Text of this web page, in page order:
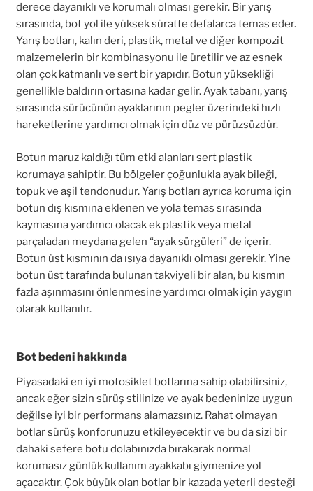
derece dayanıklı ve korumalı olması gerekir. Bir yarış
sırasında, bot yol ile yüksek süratte defalarca temas eder.
Yarış botları, kalın deri, plastik, metal ve diğer kompozit
malzemelerin bir kombinasyonu ile üretilir ve az esnek
olan çok katmanlı ve sert bir yapıdır. Botun yüksekliği
genellikle baldırın ortasına kadar gelir. Ayak tabanı, yarış
sırasında sürücünün ayaklarının pegler üzerindeki hızlı
hareketlerine yardımcı olmak için düz ve pürüzsüzdür.
Botun maruz kaldığı tüm etki alanları sert plastik
korumaya sahiptir. Bu bölgeler çoğunlukla ayak bileği,
topuk ve aşil tendonudur. Yarış botları ayrıca koruma için
botun dış kısmına eklenen ve yola temas sırasında
kaymasına yardımcı olacak ek plastik veya metal
parçaladan meydana gelen “ayak sürgüleri” de içerir.
Botun üst kısmının da ısıya dayanıklı olması gerekir. Yine
botun üst tarafında bulunan takviyeli bir alan, bu kısmın
fazla aşınmasını önlenmesine yardımcı olmak için yaygın
olarak kullanılır.
Bot bedeni hakkında
Piyasadaki en iyi motosiklet botlarına sahip olabilirsiniz,
ancak eğer sizin sürüş stilinize ve ayak bedeninize uygun
değilse iyi bir performans alamazsınız. Rahat olmayan
botlar sürüş konforunuzu etkileyecektir ve bu da sizi bir
dahaki sefere botu dolabınızda bırakarak normal
korumasız günlük kullanım ayakkabı giymenize yol
açacaktır. Çok büyük olan botlar bir kazada yeterli desteği